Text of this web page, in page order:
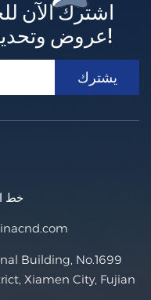
اشترك الآن
عروض وتحديثات حصرية!
خط
Xiamen City, Fujian